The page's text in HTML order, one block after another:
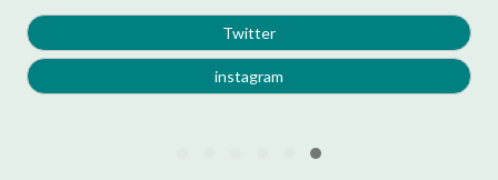
Twitter
instagram